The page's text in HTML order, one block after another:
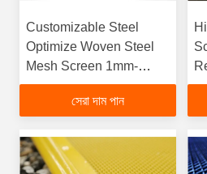
Customizable Steel
Optimize Woven Steel
Mesh Screen 1mm-
152.4mm
Aperturefunction
'bn', function () {});}
সেরা দাম পান